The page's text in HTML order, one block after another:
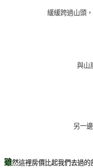
緩緩跨過山頭
與山
另一
雖然這裡房價比起我們去過